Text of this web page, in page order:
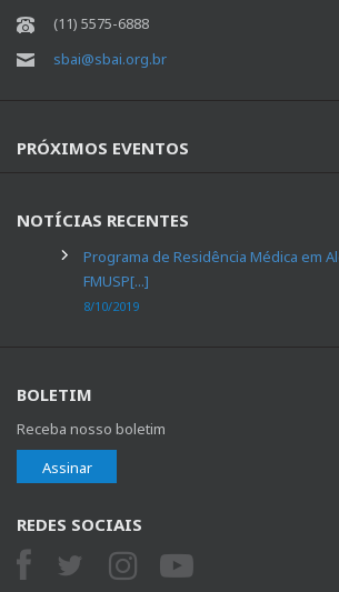
(11) 5575-6888
sbai@sbai.org.br
PRÓXIMOS EVENTOS
NOTÍCIAS RECENTES
Programa de Residência Médica em
FMUSP[...]
8/10/2019
BOLETIM
Receba nosso boletim
Assinar
REDES SOCIAIS